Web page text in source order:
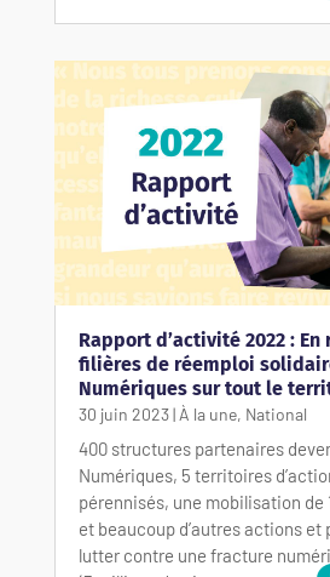
Rapport d’activité 2022 :
filières de réemploi
Numériques sur tout le
30 juin 2023| À la une, National
400 structures partenaires
Numériques, 5 territoires
pérennisés, une mobilisation de
et beaucoup d’autres actions et
lutter contre une fracture